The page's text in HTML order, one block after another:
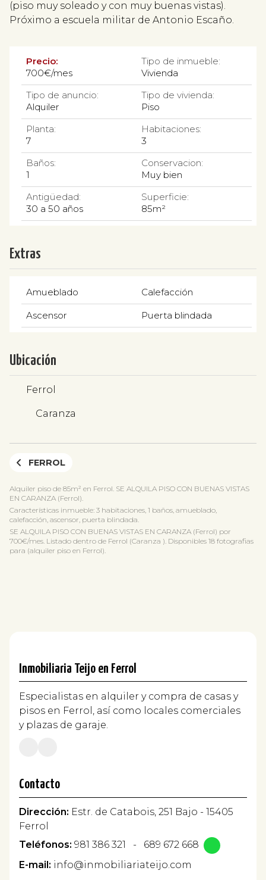
(piso muy soleado y con muy buenas vistas).
Próximo a escuela militar de Antonio Escaño.
Precio:
700€/mes
Tipo de inmueble:
Vivienda
Tipo de anuncio:
Alquiler
Tipo de vivienda:
Piso
Planta:
7
Habitaciones:
3
Baños:
1
Conservacion:
Muy bien
Antigüedad:
30 a 50 años
Superficie:
85m²
Extras
Amueblado Calefacción
Ascensor Puerta blindada
Ubicación
Ferrol
Caranza
FERROL
Alquiler piso de 85m² en Ferrol. SE ALQUILA PISO CON BUENAS VISTAS
EN CARANZA (Ferrol).
Características inmueble: 3 habitaciones, 1 baños, amueblado,
calefacción, ascensor, puerta blindada.
SE ALQUILA PISO CON BUENAS VISTAS EN CARANZA (Ferrol) por
700€/mes. Listado dentro de Ferrol (Caranza ). Disponibles 18 fotografias
para (alquiler piso en Ferrol).
Inmobiliaria Teijo en Ferrol
Especialistas en alquiler y compra de casas y
pisos en Ferrol, así como locales comerciales
y plazas de garaje.
Contacto
Dirección: Estr. de Catabois, 251 Bajo - 15405
Ferrol
Teléfonos: 981 386 321 -
689 672 668
E-mail: info@inmobiliariateijo.com